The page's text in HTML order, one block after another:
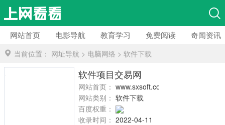
网站首页 电影导航 教育学习 免费阅读 奇闻资讯
当前位置： 网址导航 > 电脑网络 > 软件下载
软件项目交易网
网站首页： www.sxsoft.com
网站类别： 软件下载
百度权重：
收录时间： 2022-04-11